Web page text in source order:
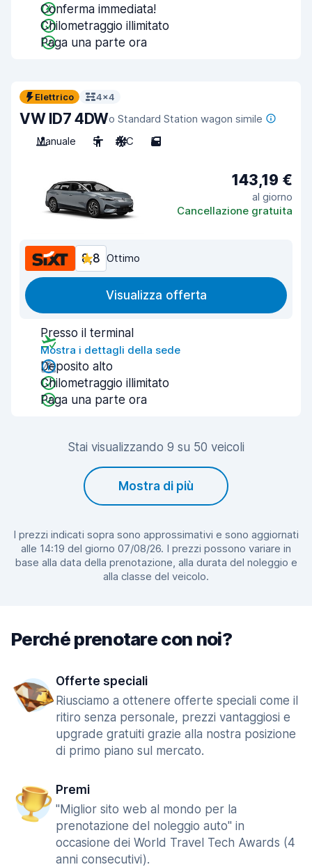
Conferma immediata!
Chilometraggio illimitato
Paga una parte ora
Elettrico 4x4
VW ID7 4DWo Standard Station wagon simile
Manuale
5 A/C 5
143,19 €
al giorno
Cancellazione gratuita
8,8 Ottimo
Visualizza offerta
Presso il terminal
Mostra i dettagli della sede
Deposito alto
Chilometraggio illimitato
Paga una parte ora
Stai visualizzando 9 su 50 veicoli
Mostra di più
I prezzi indicati sopra sono approssimativi e sono aggiornati
alle 14:19 del giorno 07/08/26. I prezzi possono variare in
base alla data della prenotazione, alla durata del noleggio e
alla classe del veicolo.
Perché prenotare con noi?
Offerte speciali
Riusciamo a ottenere offerte speciali come il
ritiro senza personale, prezzi vantaggiosi e
upgrade gratuiti grazie alla nostra posizione
di primo piano sul mercato.
Premi
"Miglior sito web al mondo per la
prenotazione del noleggio auto" in
occasione dei World Travel Tech Awards (4
anni consecutivi).